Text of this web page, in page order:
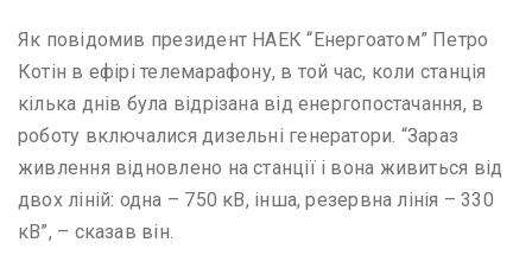
Як повідомив президент НАЕК “Енергоатом” Петро
Котін в ефірі телемарафону, в той час, коли станція
кілька днів була відрізана від енергопостачання, в
роботу включалися дизельні генератори. “Зараз
живлення відновлено на станції і вона живиться від
двох ліній: одна – 750 кВ, інша, резервна лінія – 330
кВ”, – сказав він.